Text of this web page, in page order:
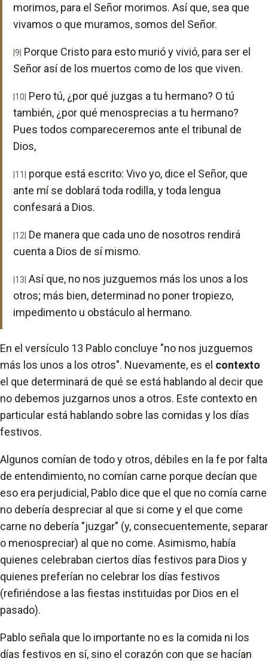
morimos, para el Señor morimos. Así que, sea que
vivamos o que muramos, somos del Señor.
|9| Porque Cristo para esto murió y vivió, para ser el
Señor así de los muertos como de los que viven.
|10| Pero tú, ¿por qué juzgas a tu hermano? O tú
también, ¿por qué menosprecias a tu hermano?
Pues todos compareceremos ante el tribunal de
Dios,
|11|
porque está escrito: Vivo yo, dice el Señor, que
ante mí se doblará toda rodilla, y toda lengua
confesará a Dios.
|12| De manera que cada uno de nosotros rendirá
cuenta a Dios de sí mismo.
|13| Así que, no nos juzguemos más los unos a los
otros; más bien, determinad no poner tropiezo,
impedimento u obstáculo al hermano.
En el versículo 13 Pablo concluye "no nos juzguemos
más los unos a los otros". Nuevamente, es el contexto
el que determinará de qué se está hablando al decir que
no debemos juzgarnos unos a otros. Este contexto en
particular está hablando sobre las comidas y los días
festivos.
Algunos comían de todo y otros, débiles en la fe por falta
de entendimiento, no comían carne porque decían que
eso era perjudicial, Pablo dice que el que no comía carne
no debería despreciar al que si come y el que come
carne no debería "juzgar" (y, consecuentemente, separar
o menospreciar) al que no come. Asimismo, había
quienes celebraban ciertos días festivos para Dios y
quienes preferían no celebrar los días festivos
(refiriéndose a las fiestas instituidas por Dios en el
pasado).
Pablo señala que lo importante no es la comida ni los
días festivos en sí, sino el corazón con que se hacían